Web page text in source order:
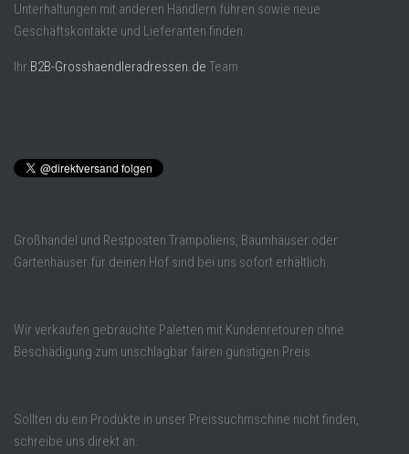
Unterhaltungen mit anderen Händlern führen sowie neue
Geschäftskontakte und Lieferanten finden.
Ihr B2B-Grosshaendleradressen.de Team
Großhandel und Restposten Trampoliens, Baumhäuser oder
Gartenhäuser für deinen Hof sind bei uns sofort erhältlich.
Wir verkaufen gebrauchte Paletten mit Kundenretouren ohne
Beschädigung zum unschlagbar fairen günstigen Preis.
Sollten du ein Produkte in unser Preissuchmschine nicht finden,
schreibe uns direkt an.